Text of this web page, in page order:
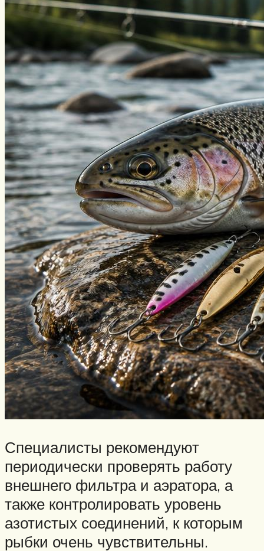
Специалисты рекомендуют
периодически проверять работу
внешнего фильтра и аэратора, а
также контролировать уровень
азотистых соединений, к которым
рыбки очень чувствительны.